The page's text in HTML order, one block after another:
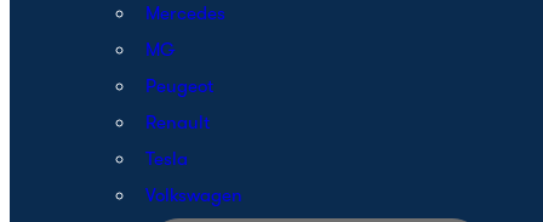
Mercedes
MG
Peugeot
Renault
Tesla
Volkswagen